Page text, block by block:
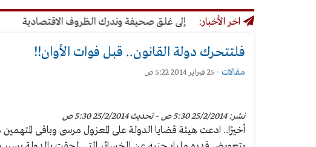
اخر الأخبار:
لن نتخذ أي قرار يؤدي إلى غلق صحيفة وندرك الظروف الاقتصادية
فلتتحرك دولة القانون.. قبل فوات الأوان!!
مقالات - 25 فبراير 2014 5:22 ص
نشر: 25/2/2014 5:30 ص – تحديث 25/2/2014 5:30 ص
أخيرًا.. ادعت هيئة قضايا الدولة على المعزول مرسى وباقى